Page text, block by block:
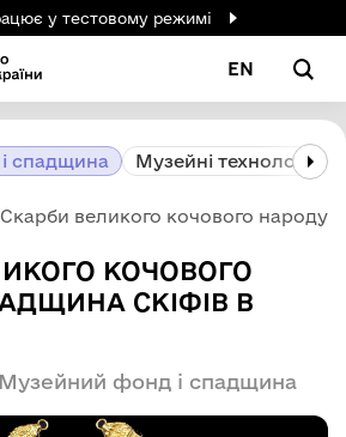
у тестовому режимі
EN
спадщина Музейні технології
Скарби великого кочового народу:
КОЧОВОГО
СКІФІВ В
Музейний фонд і спадщина